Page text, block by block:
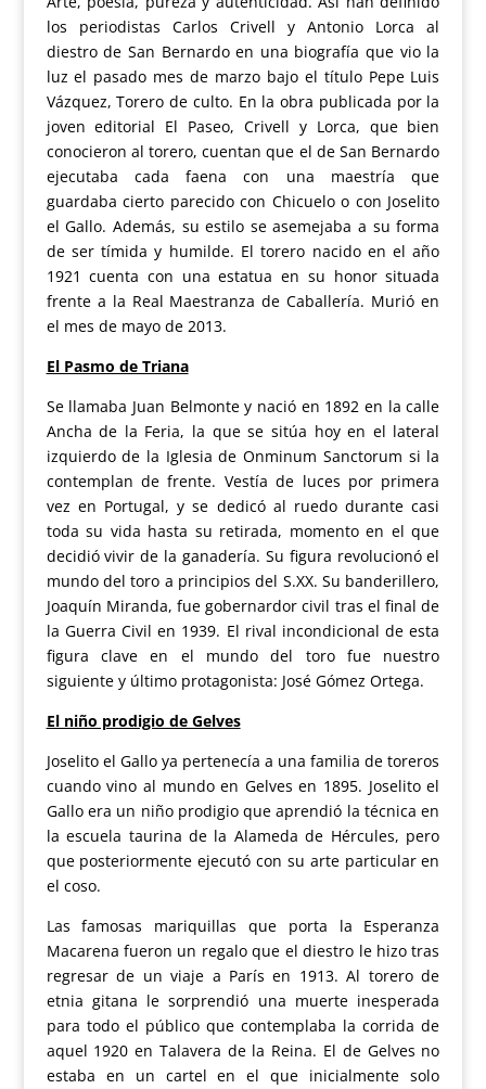
los periodistas Carlos Crivell y Antonio Lorca al
diestro de San Bernardo en una biografía que vio la
luz el pasado mes de marzo bajo el título Pepe Luis
Vázquez, Torero de culto. En la obra publicada por la
joven editorial El Paseo, Crivell y Lorca, que bien
conocieron al torero, cuentan que el de San Bernardo
ejecutaba cada faena con una maestría que
guardaba cierto parecido con Chicuelo o con Joselito
el Gallo. Además, su estilo se asemejaba a su forma
de ser tímida y humilde. El torero nacido en el año
1921 cuenta con una estatua en su honor situada
frente a la Real Maestranza de Caballería. Murió en
el mes de mayo de 2013.
El Pasmo de Triana
Se llamaba Juan Belmonte y nació en 1892 en la calle
Ancha de la Feria, la que se sitúa hoy en el lateral
izquierdo de la Iglesia de Onminum Sanctorum si la
contemplan de frente. Vestía de luces por primera
vez en Portugal, y se dedicó al ruedo durante casi
toda su vida hasta su retirada, momento en el que
decidió vivir de la ganadería. Su figura revolucionó el
mundo del toro a principios del S.XX. Su banderillero,
Joaquín Miranda, fue gobernardor civil tras el final de
la Guerra Civil en 1939. El rival incondicional de esta
figura clave en el mundo del toro fue nuestro
siguiente y último protagonista: José Gómez Ortega.
El niño prodigio de Gelves
Joselito el Gallo ya pertenecía a una familia de toreros
cuando vino al mundo en Gelves en 1895. Joselito el
Gallo era un niño prodigio que aprendió la técnica en
la escuela taurina de la Alameda de Hércules, pero
que posteriormente ejecutó con su arte particular en
el coso.
Las famosas mariquillas que porta la Esperanza
Macarena fueron un regalo que el diestro le hizo tras
regresar de un viaje a París en 1913. Al torero de
etnia gitana le sorprendió una muerte inesperada
para todo el público que contemplaba la corrida de
aquel 1920 en Talavera de la Reina. El de Gelves no
estaba en un cartel en el que inicialmente solo